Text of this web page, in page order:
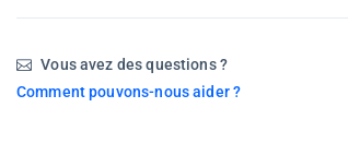
Vous avez des questions ?
Comment pouvons-nous aider ?